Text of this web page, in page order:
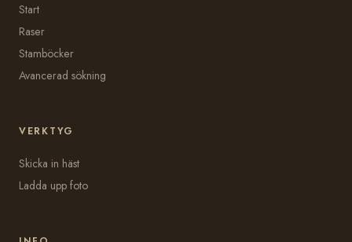
Start
Raser
Stamböcker
Avancerad sökning
VERKTYG
Skicka in häst
Ladda upp foto